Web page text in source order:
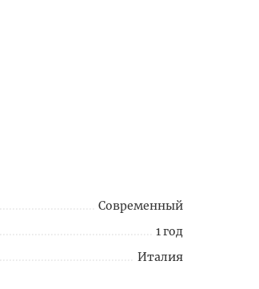
Современный
1 год
Италия